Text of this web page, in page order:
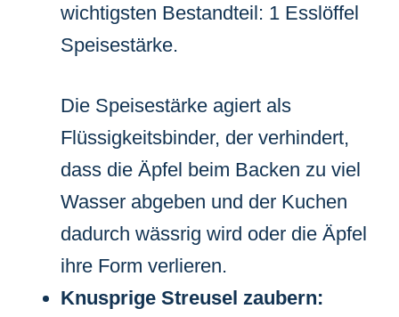
wichtigsten Bestandteil: 1 Esslöffel
Speisestärke.
Die Speisestärke agiert als
Flüssigkeitsbinder, der verhindert,
dass die Äpfel beim Backen zu viel
Wasser abgeben und der Kuchen
dadurch wässrig wird oder die Äpfel
ihre Form verlieren.
Knusprige Streusel zaubern: